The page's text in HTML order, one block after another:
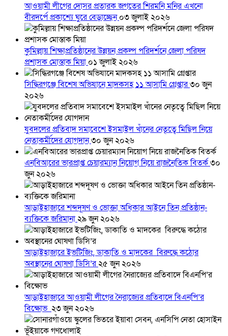
আওয়ামী লীগের দোসর প্রতারক জগতের শিরমনি মনির এখনো
বীরদর্পে প্রকাশ্যে ঘুরে বেড়াচ্ছেন০৩ জুলাই ২০২৬
কুমিল্লায় শিক্ষাপ্রতিষ্ঠানের উন্নয়ন প্রকল্প পরিদর্শনে জেলা পরিষদ
প্রশাসক মোস্তাক মিয়া ০১ জুলাই ২০২৬
সিদ্ধিরগঞ্জে বিশেষ অভিযানে মাদকসহ ১১ আসামি গ্রেপ্তার৩০ জুন
২০২৬
যুবদলের প্রতিবাদ সমাবেশে ইসমাইল খাঁনের নেতৃত্বে মিছিল নিয়ে
নেতাকর্মীদের যোগদান৩০ জুন ২০২৬
এনবিআরের ভারপ্রাপ্ত চেয়ারম্যান নিয়োগ নিয়ে রাজনৈতিক বিতর্ক৩০
জুন ২০২৬
আড়াইহাজারে শব্দদূষণ ও ভোক্তা অধিকার আইনে তিন প্রতিষ্ঠান-
ব্যক্তিকে জরিমানা২৯ জুন ২০২৬
আড়াইহাজারে ইভটিজিং, ডাকাতি ও মাদকের বিরুদ্ধে কঠোর
অবস্থানের ঘোষণা ডিসি’র২৫ জুন ২০২৬
আড়াইহাজারে আওয়ামী লীগের নৈরাজ্যের প্রতিবাদে বিএনপি’র
বিক্ষোভ ২৩ জুন ২০২৬